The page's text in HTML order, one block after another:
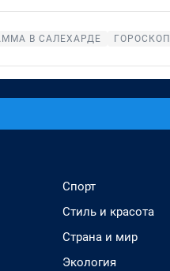
В САЛЕХАРДЕ ГОРОСКОП
Спорт
Стиль и красота
Страна и мир
Экология